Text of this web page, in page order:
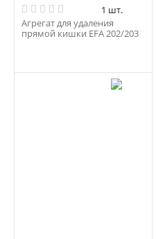
1 шт.
Агрегат для удаления
прямой кишки EFA 202/203